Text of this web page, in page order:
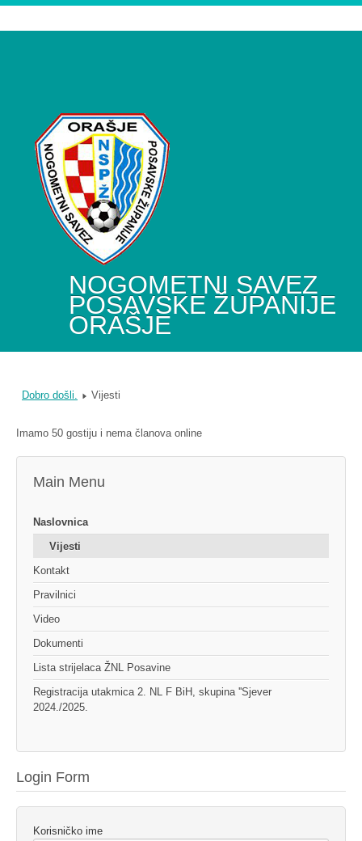
NOGOMETNI SAVEZ
POSAVSKE ŽUPANIJE
ORAŠJE
Dobro došli. Vijesti
Imamo 50 gostiju i nema članova online
Main Menu
Naslovnica
Vijesti
Kontakt
Pravilnici
Video
Dokumenti
Lista strijelaca ŽNL Posavine
Registracija utakmica 2. NL F BiH, skupina ''Sjever
2024./2025.
Login Form
Korisničko ime